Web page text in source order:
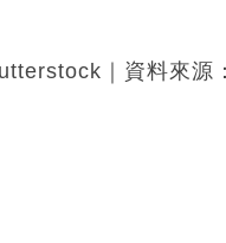
｜資料來源